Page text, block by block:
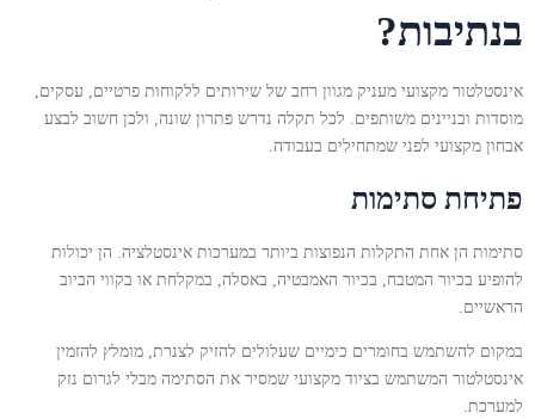
בנתיבות?
אינסטלטור מקצועי מעניק מגוון רחב של שירותים ללקוחות פרטיים, עסקים,
מוסדות ובניינים משותפים. לכל תקלה נדרש פתרון שונה, ולכן חשוב לבצע
אבחון מקצועי לפני שמתחילים בעבודה.
פתיחת סתימות
סתימות הן אחת התקלות הנפוצות ביותר במערכות אינסטלציה. הן יכולות
להופיע בכיור המטבח, בכיור האמבטיה, באסלה, במקלחת או בקווי הביוב
הראשיים.
במקום להשתמש בחומרים כימיים שעלולים להזיק לצנרת, מומלץ להזמין
אינסטלטור המשתמש בציוד מקצועי שמסיר את הסתימה מבלי לגרום נזק
למערכת.